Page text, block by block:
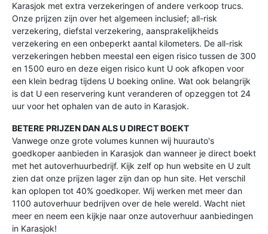
Karasjok met extra verzekeringen of andere verkoop trucs.
Onze prijzen zijn over het algemeen inclusief; all-risk
verzekering, diefstal verzekering, aansprakelijkheids
verzekering en een onbeperkt aantal kilometers. De all-risk
verzekeringen hebben meestal een eigen risico tussen de 300
en 1500 euro en deze eigen risico kunt U ook afkopen voor
een klein bedrag tijdens U boeking online. Wat ook belangrijk
is dat U een reservering kunt veranderen of opzeggen tot 24
uur voor het ophalen van de auto in Karasjok.
BETERE PRIJZEN DAN ALS U DIRECT BOEKT
Vanwege onze grote volumes kunnen wij huurauto's
goedkoper aanbieden in Karasjok dan wanneer je direct boekt
met het autoverhuurbedrijf. Kijk zelf op hun website en U zult
zien dat onze prijzen lager zijn dan op hun site. Het verschil
kan oplopen tot 40% goedkoper. Wij werken met meer dan
1100 autoverhuur bedrijven over de hele wereld. Wacht niet
meer en neem een kijkje naar onze autoverhuur aanbiedingen
in Karasjok!